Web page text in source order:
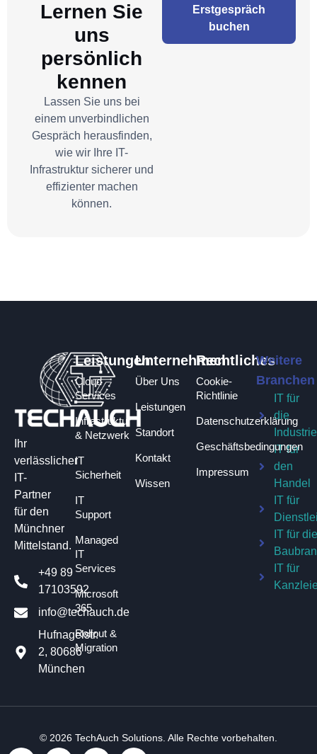
Lernen Sie
uns
persönlich
kennen
Lassen Sie uns bei
einem unverbindlichen
Gespräch herausfinden,
wie wir Ihre IT-
Infrastruktur sicherer und
effizienter machen
können.
Erstgespräch
buchen
Ihr
verlässlicher
IT-
Partner
für den
Münchner
Mittelstand.
+49 89
17103592
info@techauch.de
Hufnagelstr.
2, 80686
München
Leistungen
Cloud
Services
Infrastruktur
& Netzwerk
IT
Sicherheit
IT
Support
Managed
IT
Services
Microsoft
365
Rollout &
Migration
Unternehmen
Über Uns
Leistungen
Standort
Kontakt
Wissen
Rechtliches
Cookie-
Richtlinie
Datenschutzerklärung
Geschäftsbedingungen​
Impressum
Weitere
Branchen
IT für
die
Industrie
IT für
den
Handel
IT für
IT für
IT für
© 2026 TechAuch Solutions . Alle Rechte vorbehalten.